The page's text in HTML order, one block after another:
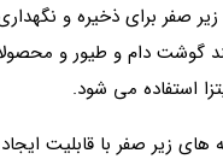
صفر برای ذخیره و
گوشت دام و طیور و
استفاده می شود.